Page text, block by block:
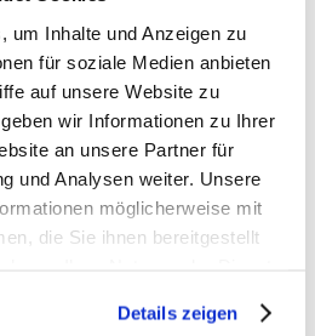
um Inhalte und Anzeigen zu
für soziale Medien anbieten
auf unsere Website zu
wir Informationen zu Ihrer
an unsere Partner für
und Analysen weiter. Unsere
möglicherweise mit
die Sie ihnen bereitgestellt
Details zeigen
(Bereich Arbeitswelt), die Robert-
Stadt Willich (Bereich Chemie) und
Kempen (Bereich Technik).
Junior“ gingen am das Lise
Geo- und
Liebfrauenschule Mülhausen
Korczak Realschule aus der